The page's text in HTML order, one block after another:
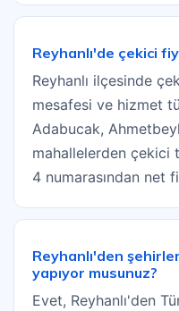
Reyhanlı'de çekici
Reyhanlı ilçesinde
mesafesi ve hizmet
Adabucak,
mahallelerden çekici
4 numarasından net
Reyhanlı'den
yapıyor musunuz?
Evet, Reyhanlı'den